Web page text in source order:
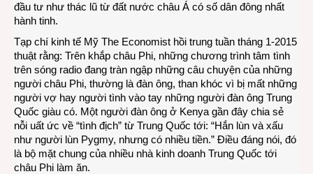
đầu tư như thác lũ từ đất nước châu Á có số dân đông nhất
hành tinh.
Tạp chí kinh tế Mỹ The Economist hồi trung tuần tháng 1-2015
thuật rằng: Trên khắp châu Phi, những chương trình tâm tình
trên sóng radio đang tràn ngập những câu chuyện của những
người châu Phi, thường là đàn ông, than khóc vì bị mất những
người vợ hay người tình vào tay những người đàn ông Trung
Quốc giàu có. Một người đàn ông ở Kenya gần đây chia sẻ
nỗi uất ức về “tình địch” từ Trung Quốc tới: “Hắn lùn và xấu
như người lùn Pygmy, nhưng có nhiều tiền.” Điều đáng nói, đó
là bộ mặt chung của nhiều nhà kinh doanh Trung Quốc tới
châu Phi làm ăn.